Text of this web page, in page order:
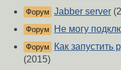
Форум Jabber server
Форум Не могу
Форум
Как запустить
(2015)